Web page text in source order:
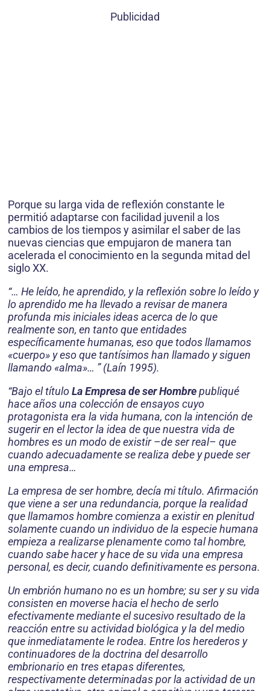
Publicidad
Porque su larga vida de reflexión constante le
permitió adaptarse con facilidad juvenil a los
cambios de los tiempos y asimilar el saber de las
nuevas ciencias que empujaron de manera tan
acelerada el conocimiento en la segunda mitad del
siglo XX.
“… He leído, he aprendido, y la reflexión sobre lo leído y
lo aprendido me ha llevado a revisar de manera
profunda mis iniciales ideas acerca de lo que
realmente son, en tanto que entidades
específicamente humanas, eso que todos llamamos
«cuerpo» y eso que tantísimos han llamado y siguen
llamando «alma»… ” (Laín 1995).
“Bajo el títuloLa Empresa de ser Hombrepubliqué
hace años una colección de ensayos cuyo
protagonista era la vida humana, con la intención de
sugerir en el lector la idea de que nuestra vida de
hombres es un modo de existir –de ser real– que
cuando adecuadamente se realiza debe y puede ser
una empresa…
La empresa de ser hombre, decía mi título. Afirmación
que viene a ser una redundancia, porque la realidad
que llamamos hombre comienza a existir en plenitud
solamente cuando un individuo de la especie humana
empieza a realizarse plenamente como tal hombre,
cuando sabe hacer y hace de su vida una empresa
personal, es decir, cuando definitivamente es persona.
Un embrión humano no es un hombre; su ser y su vida
consisten en moverse hacia el hecho de serlo
efectivamente mediante el sucesivo resultado de la
reacción entre su actividad biológica y la del medio
que inmediatamente le rodea. Entre los herederos y
continuadores de la doctrina del desarrollo
embrionario en tres etapas diferentes,
respectivamente determinadas por la actividad de un